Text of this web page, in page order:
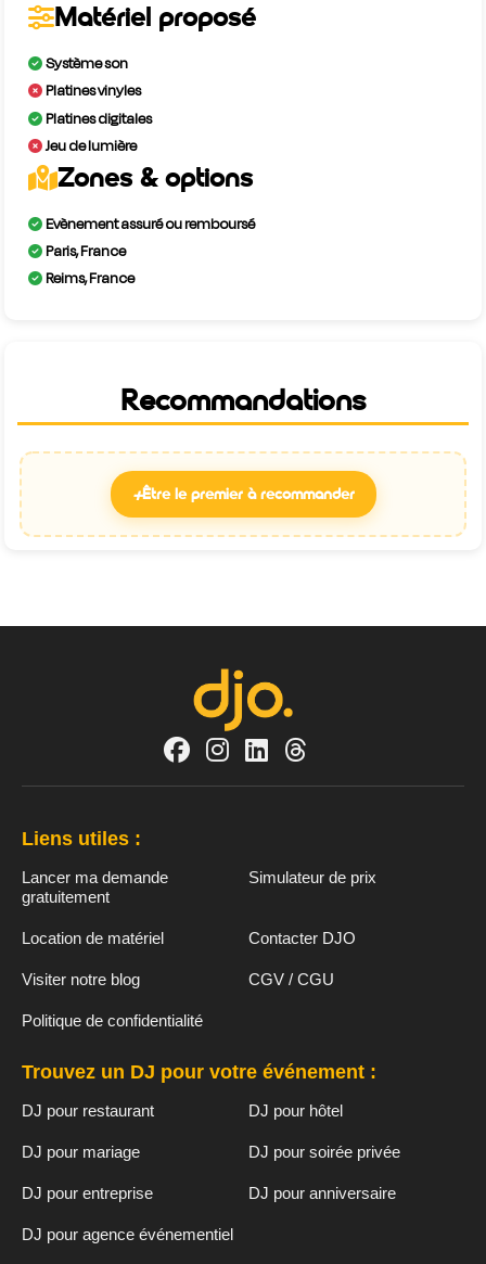
Matériel proposé
Système son
Platines vinyles
Platines digitales
Jeu de lumière
Zones & options
Evènement assuré ou remboursé
Paris, France
Reims, France
Recommandations
+Être le premier à recommander
Liens utiles :
Lancer ma demande
gratuitement
Simulateur de prix
Location de matériel Contacter DJO
Visiter notre blog CGV / CGU
Politique de confidentialité
Trouvez un DJ pour votre événement :
DJ pour restaurant DJ pour hôtel
DJ pour mariage DJ pour soirée privée
DJ pour entreprise DJ pour anniversaire
DJ pour agence événementiel